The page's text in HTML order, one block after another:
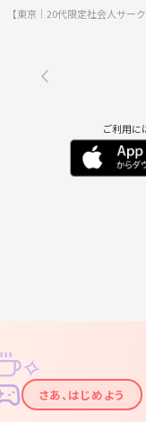
【東京｜20代限定社会人サー
ご利用に
✦
✧
さあ、はじめよう